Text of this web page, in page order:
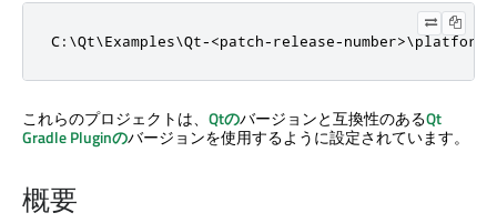
C:\Qt\Examples\Qt-<patch-release-
これらのプロジェクトは、 Qtのバージョンと互換性のあるQt
Gradle Pluginのバージョンを使用するように設定されています。
概要